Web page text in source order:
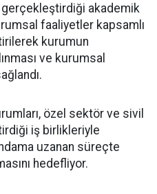
gerçekleştirdiği akademik
faaliyetler kapsamlı
kurumun
ve kurumsal
özel sektör ve sivil
iş birlikleriyle
uzanan süreçte
hedefliyor.